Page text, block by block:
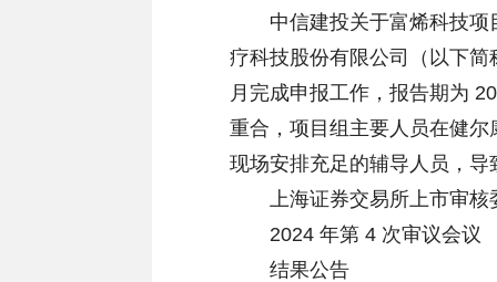
中信建投关于富烯科技项
疗科技股份有限公司（以下简
月完成申报工作，报告期为
重合，项目组主要人员在健
现场安排充足的辅导人员，
上海证券交易所上市审核
2024 年第 4 次审议会议
结果公告